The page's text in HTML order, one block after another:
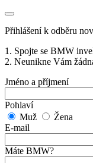
Přihlášení k odběru
1. Spojte se BMW
2. Neunikne Vám
Jméno a příjmení
Pohlaví
Muž
Žena
E-mail
Máte BMW?